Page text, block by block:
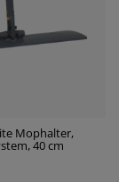
Mophalter,
40 cm